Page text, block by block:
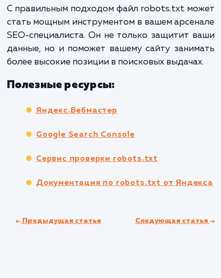
англоязычной версией:
Для русскоязычной версии
User-agent: * Disallow: /en/
Для англоязычной версии
Эти правила обеспечивают, что русская